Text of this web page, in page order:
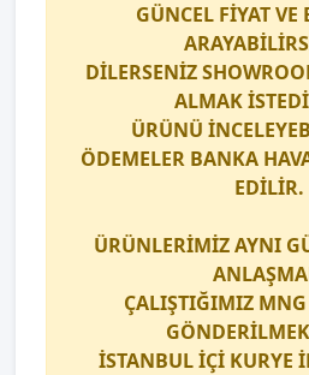
GÜNCEL FİYAT
DİLERSENİZ
ALMAK
ÜRÜNÜ
ÖDEMELER BANKA
EDİLİR.
ÜRÜNLERİMİZ AYNI
ÇALIŞTIĞIMIZ
İSTANBUL İÇİ KURYE